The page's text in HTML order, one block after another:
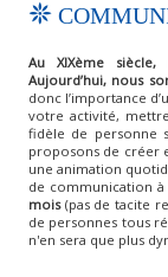
Au XIXème
Aujourd’hui, nous
donc l’importance
votre activité,
fidèle de personne
proposons de créer
une animation
de communication à
mois(pas de tacite
de personnes tous
n'en sera que plus